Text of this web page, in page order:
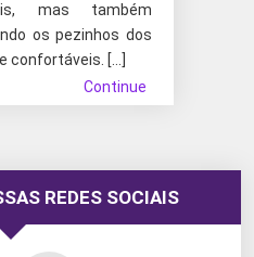
mas também
os pezinhos dos
confortáveis. […]
Continue
REDES SOCIAIS